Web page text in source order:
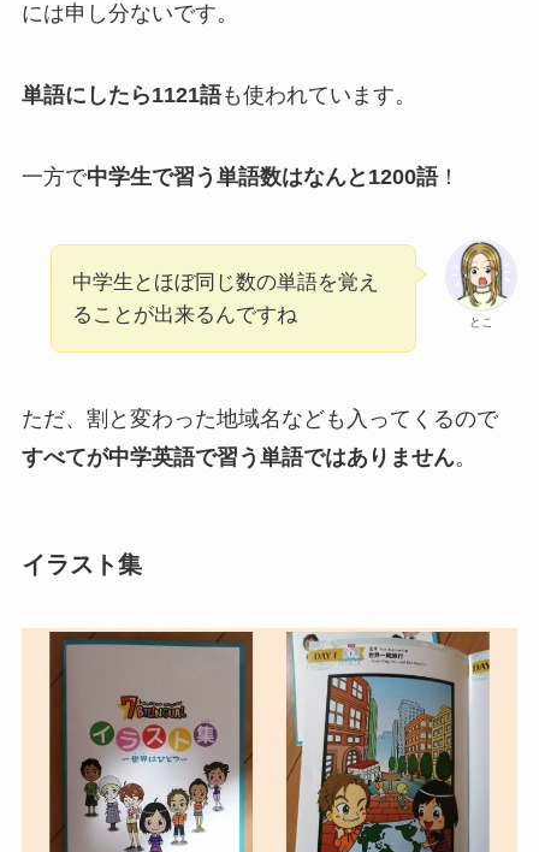
には申し分ないです。
単語にしたら1121語も使われています。
一方で中学生で習う単語数はなんと1200語！
とこ
中学生とほぼ同じ数の単語を覚え
ることが出来るんですね
ただ、割と変わった地域名なども入ってくるので
すべてが中学英語で習う単語ではありません。
イラスト集